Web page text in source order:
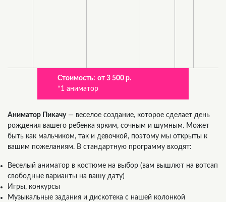
Стоимость: от 3 500 р.
*1 аниматор
Аниматор Пикачу— веселое создание, которое сделает день
рождения вашего ребенка ярким, сочным и шумным. Может
быть как мальчиком, так и девочкой, поэтому мы открыты к
вашим пожеланиям. В стандартную программу входят:
Веселый аниматор в костюме на выбор (вам вышлют на вотсап
свободные варианты на вашу дату)
Игры, конкурсы
Музыкальные задания и дискотека с нашей колонкой